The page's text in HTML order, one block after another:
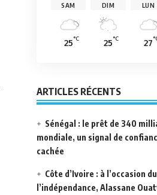
SAM
25°C
DIM
25°C
LUN
27
ARTICLES RÉCENTS
Sénégal : le prêt de 340
mondiale, un signal de
cachée
Côte d’Ivoire : à l’occasion
l’indépendance, Alassane